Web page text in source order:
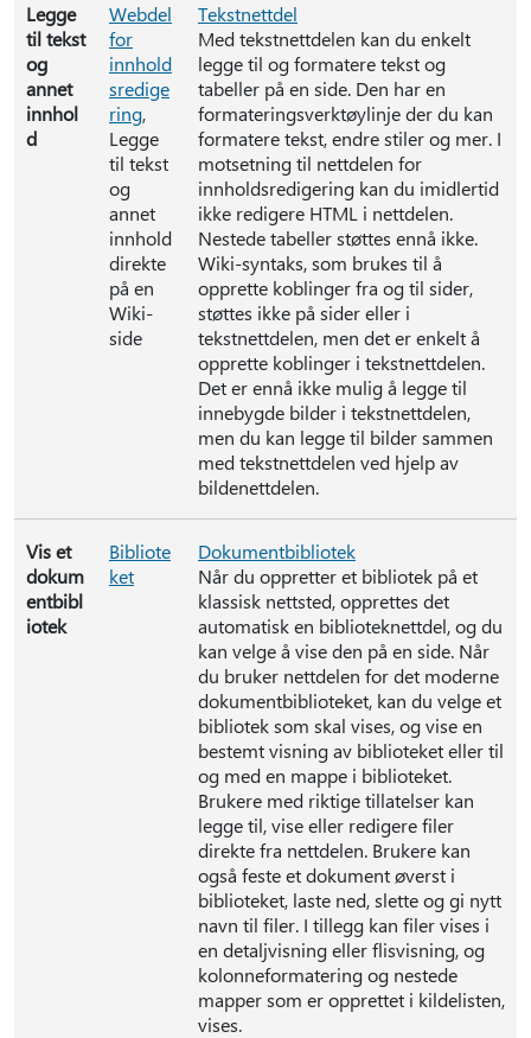
Legge
til tekst
og
annet
innhol
d
Webdel
for
innhold
sredige
ring,
Legge
til tekst
og
annet
innhold
direkte
på en
Wiki-
side
Tekstnettdel
Med tekstnettdelen kan du enkelt
legge til og formatere tekst og
tabeller på en side. Den har en
formateringsverktøylinje der du kan
formatere tekst, endre stiler og mer. I
motsetning til nettdelen for
innholdsredigering kan du imidlertid
ikke redigere HTML i nettdelen.
Nestede tabeller støttes ennå ikke.
Wiki-syntaks, som brukes til å
opprette koblinger fra og til sider,
støttes ikke på sider eller i
tekstnettdelen, men det er enkelt å
opprette koblinger i tekstnettdelen.
Det er ennå ikke mulig å legge til
innebygde bilder i tekstnettdelen,
men du kan legge til bilder sammen
med tekstnettdelen ved hjelp av
bildenettdelen.
Vis et
dokum
entbibl
iotek
Bibliote
ket
Dokumentbibliotek
Når du oppretter et bibliotek på et
klassisk nettsted, opprettes det
automatisk en biblioteknettdel, og du
kan velge å vise den på en side. Når
du bruker nettdelen for det moderne
dokumentbiblioteket, kan du velge et
bibliotek som skal vises, og vise en
bestemt visning av biblioteket eller til
og med en mappe i biblioteket.
Brukere med riktige tillatelser kan
legge til, vise eller redigere filer
direkte fra nettdelen. Brukere kan
også feste et dokument øverst i
biblioteket, laste ned, slette og gi nytt
navn til filer. I tillegg kan filer vises i
en detaljvisning eller flisvisning, og
kolonneformatering og nestede
mapper som er opprettet i kildelisten,
vises.